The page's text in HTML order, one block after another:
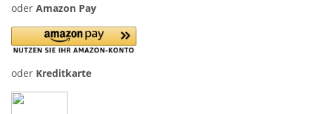
oder Amazon Pay
oder Kreditkarte